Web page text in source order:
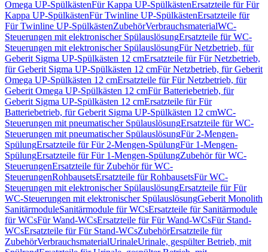
Omega UP-SpülkästenFür Kappa UP-SpülkästenErsatzteile für Für
Kappa UP-SpülkästenFür Twinline UP-SpülkästenErsatzteile für
Für Twinline UP-SpülkästenZubehörVerbrauchsmaterialWC-
Steuerungen mit elektronischer SpülauslösungErsatzteile für WC-
Steuerungen mit elektronischer SpülauslösungFür Netzbetrieb, für
Geberit Sigma UP-Spülkästen 12 cmErsatzteile für Für Netzbetrieb,
für Geberit Sigma UP-Spülkästen 12 cmFür Netzbetrieb, für Geberit
Omega UP-Spülkästen 12 cmErsatzteile für Für Netzbetrieb, für
Geberit Omega UP-Spülkästen 12 cmFür Batteriebetrieb, für
Geberit Sigma UP-Spülkästen 12 cmErsatzteile für Für
Batteriebetrieb, für Geberit Sigma UP-Spülkästen 12 cmWC-
Steuerungen mit pneumatischer SpülauslösungErsatzteile für WC-
Steuerungen mit pneumatischer SpülauslösungFür 2-Mengen-
SpülungErsatzteile für Für 2-Mengen-SpülungFür 1-Mengen-
SpülungErsatzteile für Für 1-Mengen-SpülungZubehör für WC-
SteuerungenErsatzteile für Zubehör für WC-
SteuerungenRohbausetsErsatzteile für RohbausetsFür WC-
Steuerungen mit elektronischer SpülauslösungErsatzteile für Für
WC-Steuerungen mit elektronischer SpülauslösungGeberit Monolith
SanitärmoduleSanitärmodule für WCsErsatzteile für Sanitärmodule
für WCsFür Wand-WCsErsatzteile für Für Wand-WCsFür Stand-
WCsErsatzteile für Für Stand-WCsZubehörErsatzteile für
ZubehörVerbrauchsmaterialUrinaleUrinale, gespülter Betrieb, mit